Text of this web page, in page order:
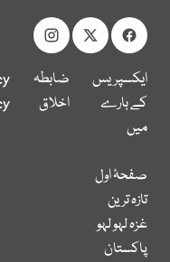
ایکسپریس
کے بارے
میں
ضابطہ
اخلاق
صفحۂ اول
تازہ ترین
غزہ لہو لہو
پاکستان